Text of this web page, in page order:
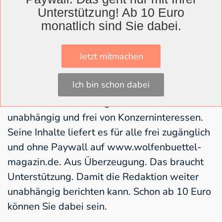
um ihre in den vergangenen zehn Jahren
gewonnenen Erfahrungen und technischen
Werkzeuge mit anderen Institutionen zu
unabhängig und frei von Konzerninteressen.
Seine Inhalte liefert es für alle frei zugänglich
und ohne Paywall auf www.wolfenbuettel-
magazin.de. Aus Überzeugung. Das braucht
Unterstützung. Damit die Redaktion weiter
unabhängig berichten kann. Schon ab 10 Euro
können Sie dabei sein.
Unterstützung! Ab 10 Euro
monatlich sind Sie dabei.
Jetzt mitmachen
Ich bin schon dabei